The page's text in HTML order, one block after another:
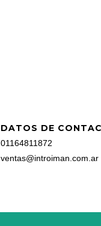
DATOS DE
01164811872
ventas@introiman.com.ar